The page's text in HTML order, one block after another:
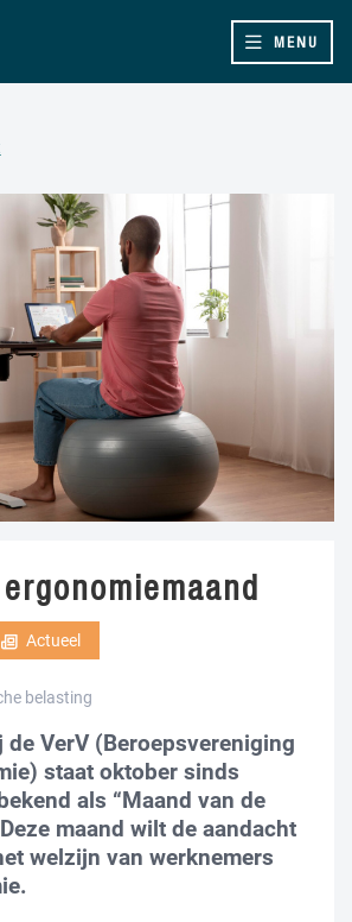
MENU
Actueel
belasting
de VerV (Beroepsvereniging
staat oktober sinds
als “Maand van de
maand wilt de aandacht
welzijn van werknemers